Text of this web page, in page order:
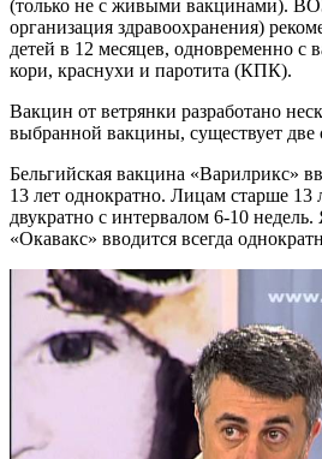
(только не с живыми вакцинами).
организация здравоохранения)
детей в 12 месяцев, одновременно с
кори, краснухи и паротита (КПК).
Вакцин от ветрянки разработано
выбранной вакцины, существует
Бельгийская вакцина «Варилрикс»
13 лет однократно. Лицам старше 13
двукратно с интервалом 6-10
«Окавакс» вводится всегда